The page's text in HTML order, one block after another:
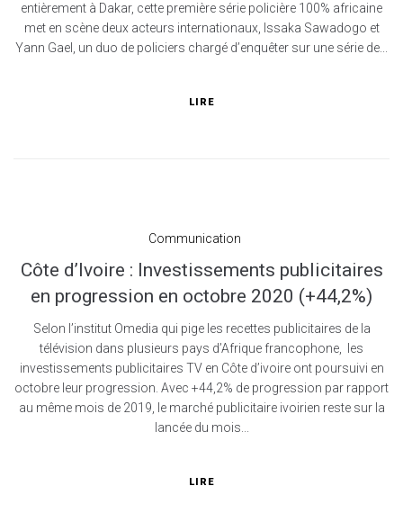
entièrement à Dakar, cette première série policière 100% africaine
met en scène deux acteurs internationaux, Issaka Sawadogo et
Yann Gael, un duo de policiers chargé d’enquêter sur une série de...
LIRE
Communication
Côte d’Ivoire : Investissements publicitaires
en progression en octobre 2020 (+44,2%)
Selon l’institut Omedia qui pige les recettes publicitaires de la
télévision dans plusieurs pays d’Afrique francophone, les
investissements publicitaires TV en Côte d’ivoire ont poursuivi en
octobre leur progression. Avec +44,2% de progression par rapport
au même mois de 2019, le marché publicitaire ivoirien reste sur la
lancée du mois...
LIRE